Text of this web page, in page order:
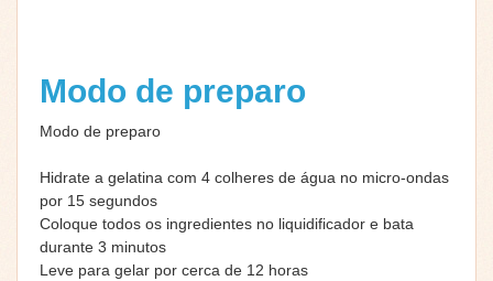
Modo de preparo
Modo de preparo
Hidrate a gelatina com 4 colheres de água no micro-ondas
por 15 segundos
Coloque todos os ingredientes no liquidificador e bata
durante 3 minutos
Leve para gelar por cerca de 12 horas